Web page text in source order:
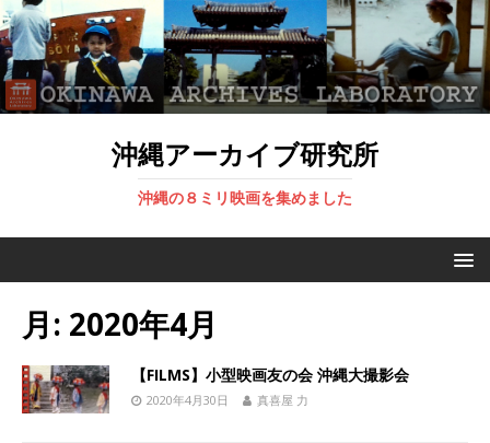
沖縄アーカイブ研究所
沖縄の８ミリ映画を集めました
月: 2020年4月
【FILMS】小型映画友の会 沖縄大撮影会
2020年4月30日 真喜屋 力